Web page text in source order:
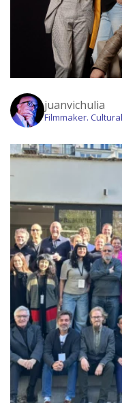
juanvichulia
Filmmaker.